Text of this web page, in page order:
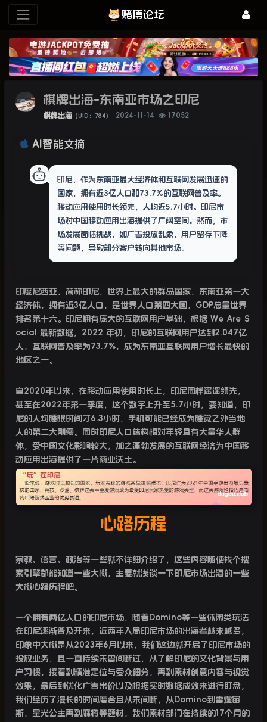
赌博论坛
棋牌出海-东南亚市场之印尼
棋牌出海 （UID：784） 2024-11-14 17052
AI智能文摘
印尼，作为东南亚最大经济体和互联网发展迅速的
国家，拥有近3亿人口和73.7%的互联网普及率。
移动应用使用时长领先，人均近5.7小时。印尼市
场对中国移动应用出海提供了广阔空间。然而，市
场发展面临挑战，如广告投放乱象、用户留存下降
等问题，导致部分客户转向其他市场。
印度尼西亚，简称印尼，世界上最大的群岛国家，东南亚第一大
经济体，拥有近3亿人口，是世界人口第四大国，GDP总量世界
排名第十六。印尼拥有庞大的互联网用户基础，根据 We Are S
ocial 最新数据，2022 年初，印尼的互联网用户达到2.047亿
人，互联网普及率为73.7%，成为东南亚互联网用户增长最快的
地区之一。
自2020年以来，在移动应用使用时长上，印尼同样遥遥领先，
甚至在2022年第一季度，这个数字上升至5.7小时，要知道，印
尼的人均睡眠时间才6.3小时，手机可能已经成为睡觉之外当地
人的第二大刚需。同时印尼人口结构相对年轻且有大量华人群
体，受中国文化影响较大，加之蓬勃发展的互联网经济为中国移
动应用出海提供了一片商业沃土。
心路历程
宗教、语言、政治等一些就不详细介绍了，这些内容随便找个搜
索引擎都能知道一些大概，主要就浅谈一下印尼市场出海的一些
大概心路历程吧。
一个拥有两亿人口的印尼市场，随着Domino等一些休闲类玩法
在印尼逐渐普及开来，近两年入局印尼市场的出海者越来越多，
印象中大概是从2023年6月以来，我们这边就开启了印尼市场的
投放业务，且一直持续未曾间断过，从了解印尼的文化背景与用
户习惯，接着到精准定位与受众细分，再到素材创意内容与视觉
效果，最后到优化广告出价以及根据实时数据成效来进行盯盘，
我们经历了漫长的时间磨合且从未间断，从Domino到雷霆宙
斯，星光公主再到麻将等题材，我们素材部门在持续的17个月的